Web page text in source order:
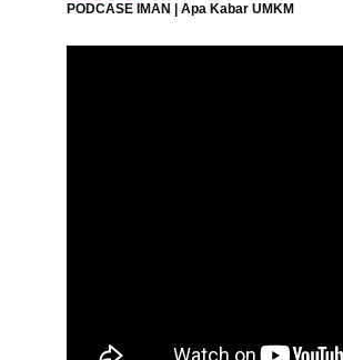
PODCASE IMAN | Apa Kabar UMKM